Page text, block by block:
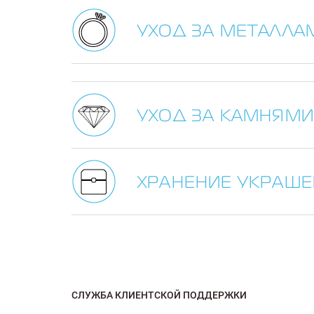
УХОД ЗА
УХОД ЗА КАМНЯМИ
ХРАНЕНИЕ
СЛУЖБА КЛИЕНТСКОЙ ПОДДЕРЖКИ